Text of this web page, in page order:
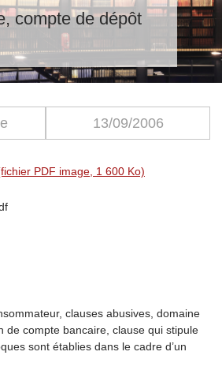
compte de dépôt
13/09/2006
PDF image, 1 600 Ko)
clauses abusives, domaine
de compte bancaire, clause qui stipule
sont établies dans le cadre d’un